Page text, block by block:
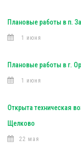
Плановые работы в п.
1 июня
Плановые работы в г.
1 июня
Открыта техническая
Щелково
22 мая